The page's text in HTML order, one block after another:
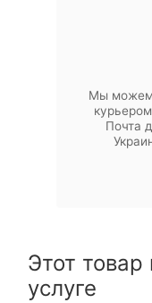
Мы можем
Почта
Этот товар
услуге